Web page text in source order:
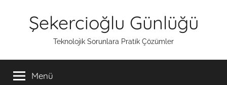
Şekercioğlu Günlüğü
Teknolojik Sorunlara Pratik Çözümler
Menü